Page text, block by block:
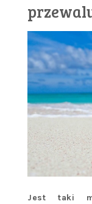
Jest taki